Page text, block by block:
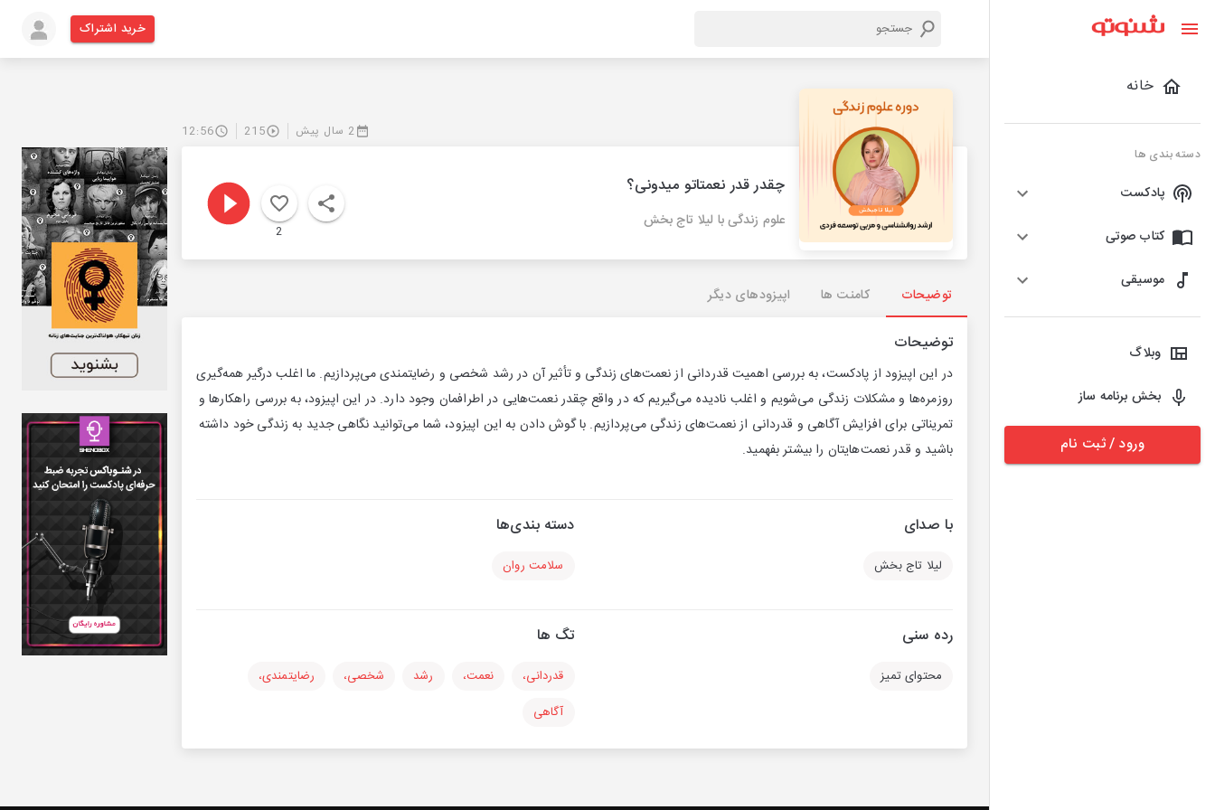
خانه
دسته بندی ها
پادکست
کتاب صوتی
موسیقی
وبلاگ
بخش برنامه ساز
ورود / ثبت نام
خرید اشتراک
2 سال پیش 215
12:56
چقدر قدر نعمتاتو میدونی؟
علوم زندگی با لیلا تاج بخش
2
توضیحات کامنت ها اپیزودهای دیگر
توضیحات
در این اپیزود از پادکست، به بررسی اهمیت قدردانی از نعمت‌های زندگی و تأثیر آن در رشد شخصی و رضایتمندی می‌پردازیم. ما اغلب درگیر همه‌گیری
روزمره‌ها و مشکلات زندگی می‌شویم و اغلب نادیده می‌گیریم که در واقع چقدر نعمت‌هایی در اطرافمان وجود دارد. در این اپیزود، به بررسی راهکارها و
تمریناتی برای افزایش آگاهی و قدردانی از نعمت‌های زندگی می‌پردازیم. با گوش دادن به این اپیزود، شما می‌توانید نگاهی جدید به زندگی خود داشته
باشید و قدر نعمت‌هایتان را بیشتر بفهمید.
با صدای
لیلا تاج بخش
دسته بندی‌ها
سلامت روان
رده سنی
محتوای تمیز
تگ ها
قدردانی، نعمت، رشد شخصی،
رضایتمندی،
آگاهی